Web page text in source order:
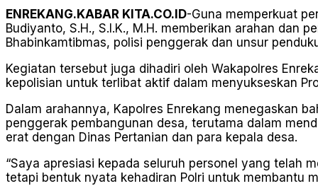
ENREKANG.KABAR KITA.CO.ID-Guna memperkuat
Budiyanto, S.H., S.I.K., M.H. memberikan arahan dan
Bhabinkamtibmas, polisi penggerak dan unsur
Kegiatan tersebut juga dihadiri oleh Wakapolres
kepolisian untuk terlibat aktif dalam menyukseskan
Dalam arahannya, Kapolres Enrekang menegaskan
penggerak pembangunan desa, terutama dalam
erat dengan Dinas Pertanian dan para kepala desa.
“Saya apresiasi kepada seluruh personel yang telah
tetapi bentuk nyata kehadiran Polri untuk membantu